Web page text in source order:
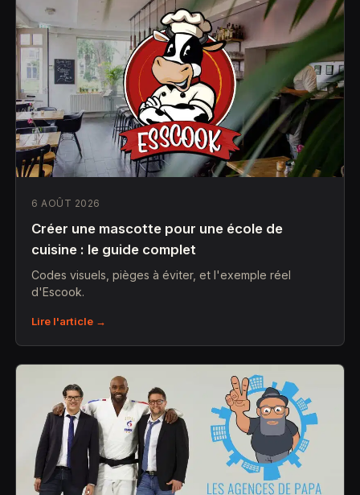
6 AOÛT 2026
Créer une mascotte pour une école de
cuisine : le guide complet
Codes visuels, pièges à éviter, et l'exemple réel
d'Escook.
Lire l'article →